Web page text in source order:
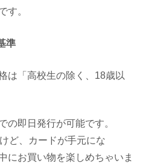
す。
準
は「高校生の除く、18歳以
の即日発行が可能です。
ど、カードが手元にな
にお買い物を楽しめちゃいま